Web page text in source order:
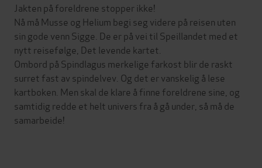
Jakten på foreldrene stopper ikke!
Nå må Musse og Helium begi seg videre på reisen uten
sin gode venn Sigge. De er på vei til Speillandet med et
nytt reisefølge, Det levende kartet.
Ombord på Spindlagus merkelige farkost blir de raskt
surret fast av spindelvev. Og det er vanskelig å lese
kartboken. Men skal de klare å finne foreldrene sine, og
samtidig redde et helt univers fra å gå under, så må de
samarbeide!